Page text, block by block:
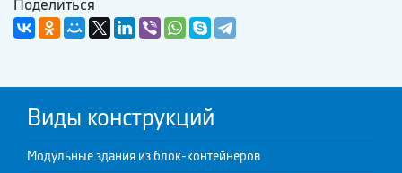
Поделиться
Виды конструкций
Модульные здания из блок-контейнеров